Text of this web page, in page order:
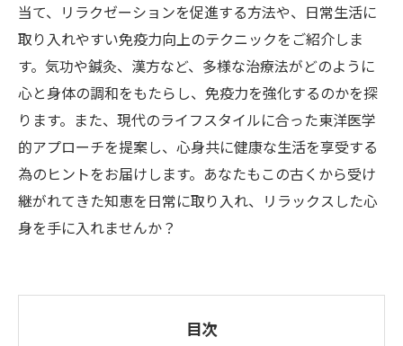
当て、リラクゼーションを促進する方法や、日常生活に
取り入れやすい免疫力向上のテクニックをご紹介しま
す。気功や鍼灸、漢方など、多様な治療法がどのように
心と身体の調和をもたらし、免疫力を強化するのかを探
ります。また、現代のライフスタイルに合った東洋医学
的アプローチを提案し、心身共に健康な生活を享受する
為のヒントをお届けします。あなたもこの古くから受け
継がれてきた知恵を日常に取り入れ、リラックスした心
身を手に入れませんか？
目次